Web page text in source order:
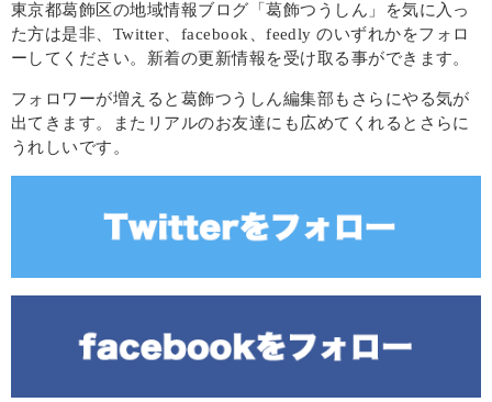
東京都葛飾区の地域情報ブログ「葛飾つうしん」を気に入っ
た方は是非、Twitter、facebook、feedly のいずれかをフォロ
ーしてください。新着の更新情報を受け取る事ができます。
フォロワーが増えると葛飾つうしん編集部もさらにやる気が
出てきます。またリアルのお友達にも広めてくれるとさらに
うれしいです。